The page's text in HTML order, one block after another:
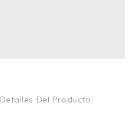
Detalles Del Producto